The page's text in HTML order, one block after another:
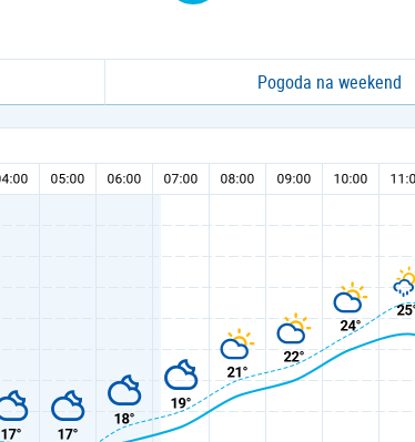
Pogoda na weekend